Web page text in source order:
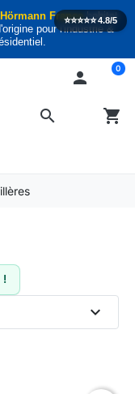
Hörmann Francehabitat
pour l'industrie &
⭐️⭐️⭐️⭐️⭐️4.8/5
search

shopping_cart
0
!
expand_more